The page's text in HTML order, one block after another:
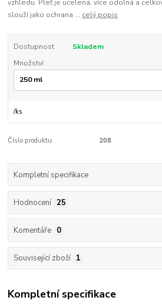
vzhledu. Pleť je ucelená, více odolná a
slouží jako ochrana ... celý popis
Dostupnost
Skladem
Množství
/ks
Číslo produktu: 208
Kompletní specifikace
Hodnocení 25
Komentáře 0
Související zboží 1
Kompletní specifikace